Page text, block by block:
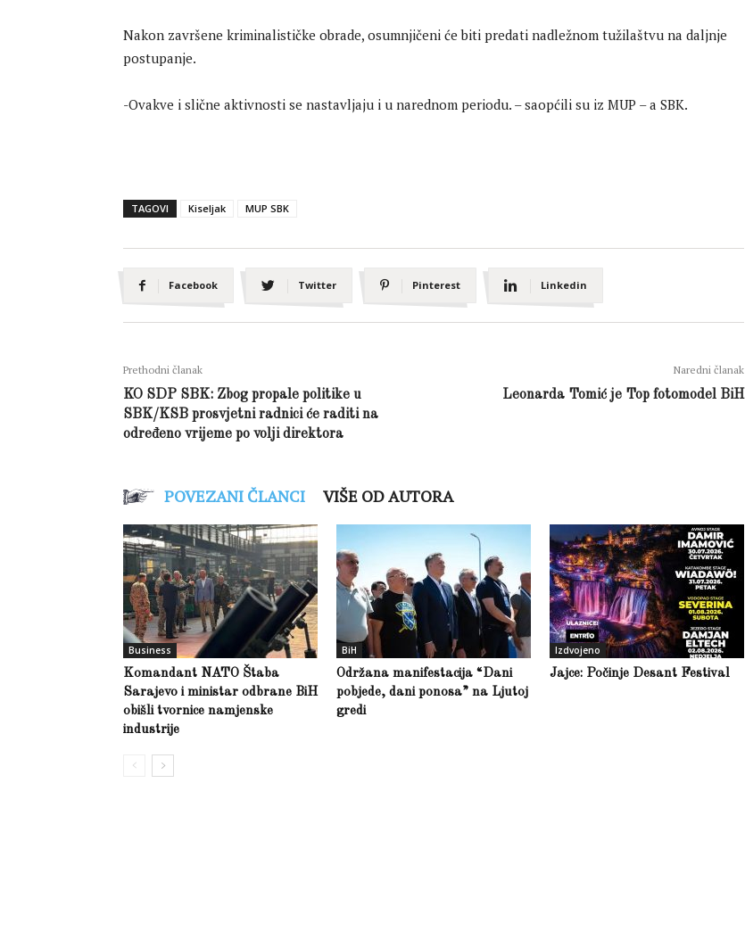
Nakon završene kriminalističke obrade, osumnjičeni će biti predati nadležnom tužilaštvu na daljnje
postupanje.
-Ovakve i slične aktivnosti se nastavljaju i u narednom periodu. – saopćili su iz MUP – a SBK.
TAGOVI Kiseljak MUP SBK
Facebook Twitter Pinterest Linkedin
Prethodni članak
KO SDP SBK: Zbog propale politike u
SBK/KSB prosvjetni radnici će raditi na
određeno vrijeme po volji direktora
Naredni članak
Leonarda Tomić je Top fotomodel BiH
POVEZANI ČLANCI VIŠE OD AUTORA
Business
Komandant NATO Štaba
Sarajevo i ministar odbrane BiH
obišli tvornice namjenske
industrije
BiH
Održana manifestacija “Dani
pobjede, dani ponosa” na Ljutoj
gredi
Izdvojeno
Jajce: Počinje Desant Festival